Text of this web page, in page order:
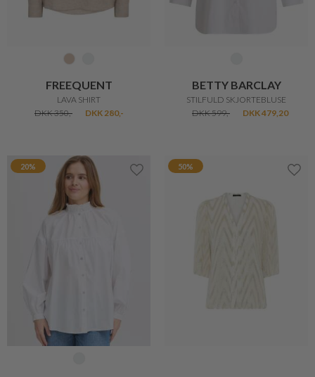
FREEQUENT
LAVA SHIRT
DKK 350,-
DKK 280,-
BETTY BARCLAY
STILFULD SKJORTEBLUSE
DKK 599,-
DKK 479,20
20% 50%